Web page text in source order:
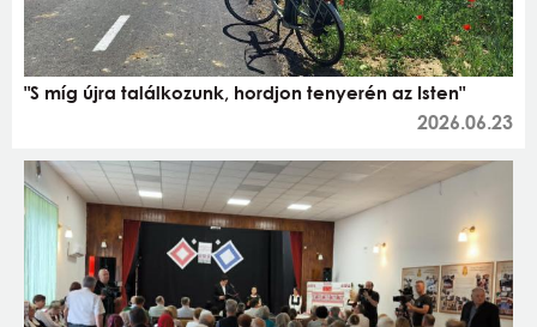
"S míg újra találkozunk, hordjon tenyerén az Isten"
2026.06.23